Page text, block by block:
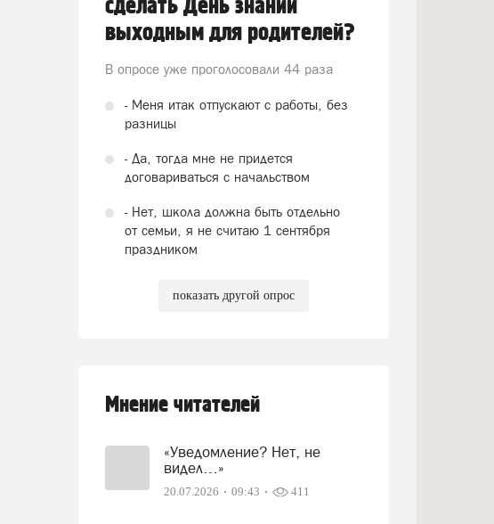
сделать День знаний
выходным для родителей?
В опросе уже проголосовали 44 раза
- Меня итак отпускают с работы, без
разницы
- Да, тогда мне не придется
договариваться с начальством
- Нет, школа должна быть отдельно
от семьи, я не считаю 1 сентября
праздником
показать другой опрос
Мнение читателей
«Уведомление? Нет, не
видел…»
20.07.2026 09:43 411